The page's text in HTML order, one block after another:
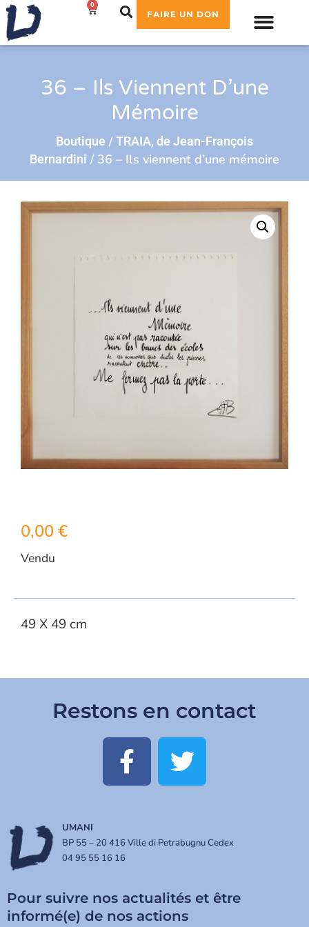
€ 0
FAIRE UN DON
36 – Ils Viennent D’une
Mémoire
Boutique /TRAIA, de Jean-François
Bernardini / 36 – Ils viennent d’une mémoire
0,00 €
Vendu
49 X 49 cm
Restons en contact
UMANI
BP 55 – 20 416 Ville di Petrabugnu Cedex
04 95 55 16 16
Pour suivre nos actualités et être
informé(e) de nos actions